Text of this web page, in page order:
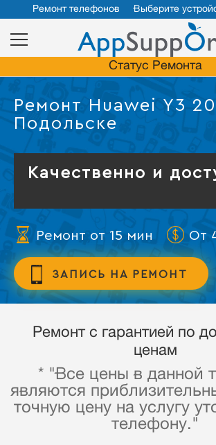
Ремонт телефонов Выберите
Статус Ремонта
Ремонт Huawei Y3
Подольске
Качественно и
Ремонт от 15 мин От
ЗАПИСЬ НА РЕМОНТ
Ремонт с гарантией по
ценам
* "Все цены в данной
являются
точную цену на услугу
телефону."